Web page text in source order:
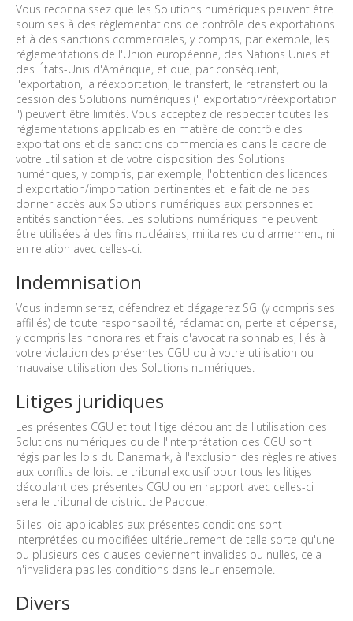
Vous reconnaissez que les Solutions numériques peuvent être
soumises à des réglementations de contrôle des exportations
et à des sanctions commerciales, y compris, par exemple, les
réglementations de l'Union européenne, des Nations Unies et
des États-Unis d'Amérique, et que, par conséquent,
l'exportation, la réexportation, le transfert, le retransfert ou la
cession des Solutions numériques (" exportation/réexportation
") peuvent être limités. Vous acceptez de respecter toutes les
réglementations applicables en matière de contrôle des
exportations et de sanctions commerciales dans le cadre de
votre utilisation et de votre disposition des Solutions
numériques, y compris, par exemple, l'obtention des licences
d'exportation/importation pertinentes et le fait de ne pas
donner accès aux Solutions numériques aux personnes et
entités sanctionnées. Les solutions numériques ne peuvent
être utilisées à des fins nucléaires, militaires ou d'armement, ni
en relation avec celles-ci.
Indemnisation
Vous indemniserez, défendrez et dégagerez SGI (y compris ses
affiliés) de toute responsabilité, réclamation, perte et dépense,
y compris les honoraires et frais d'avocat raisonnables, liés à
votre violation des présentes CGU ou à votre utilisation ou
mauvaise utilisation des Solutions numériques.
Litiges juridiques
Les présentes CGU et tout litige découlant de l'utilisation des
Solutions numériques ou de l'interprétation des CGU sont
régis par les lois du Danemark, à l'exclusion des règles relatives
aux conflits de lois. Le tribunal exclusif pour tous les litiges
découlant des présentes CGU ou en rapport avec celles-ci
sera le tribunal de district de Padoue.
Si les lois applicables aux présentes conditions sont
interprétées ou modifiées ultérieurement de telle sorte qu'une
ou plusieurs des clauses deviennent invalides ou nulles, cela
n'invalidera pas les conditions dans leur ensemble.
Divers